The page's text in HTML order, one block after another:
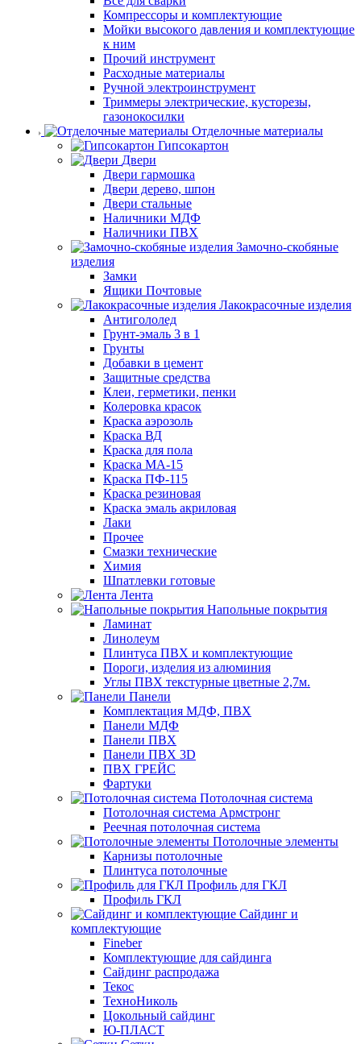
Компрессоры и комплектующие
Мойки высокого давления и комплектующие
к ним
Прочий инструмент
Расходные материалы
Ручной электроинструмент
Триммеры электрические, кусторезы,
газонокосилки
Отделочные материалы
Гипсокартон
Двери
Двери гармошка
Двери дерево, шпон
Двери стальные
Наличники МДФ
Наличники ПВХ
Замочно-скобяные
изделия
Замки
Ящики Почтовые
Лакокрасочные изделия
Антигололед
Грунт-эмаль 3 в 1
Грунты
Добавки в цемент
Защитные средства
Клеи, герметики, пенки
Колеровка красок
Краска аэрозоль
Краска ВД
Краска для пола
Краска МА-15
Краска ПФ-115
Краска резиновая
Краска эмаль акриловая
Лаки
Прочее
Смазки технические
Химия
Шпатлевки готовые
Лента
Напольные покрытия
Ламинат
Линолеум
Плинтуса ПВХ и комплектующие
Пороги, изделия из алюминия
Углы ПВХ текстурные цветные 2,7м.
Панели
Комплектация МДФ, ПВХ
Панели МДФ
Панели ПВХ
Панели ПВХ 3D
ПВХ ГРЕЙС
Фартуки
Потолочная система
Потолочная система Армстронг
Реечная потолочная система
Потолочные элементы
Карнизы потолочные
Плинтуса потолочные
Профиль для ГКЛ
Профиль ГКЛ
Сайдинг и
комплектующие
Fineber
Комплектующие для сайдинга
Сайдинг распродажа
Текос
ТехноНиколь
Цокольный сайдинг
Ю-ПЛАСТ